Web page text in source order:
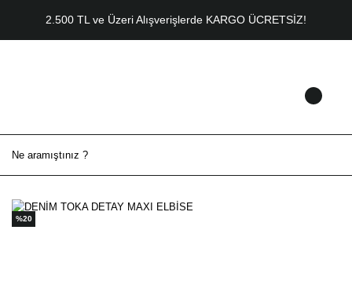
2.500 TL ve Üzeri Alışverişlerde KARGO ÜCRETSİZ!
%20